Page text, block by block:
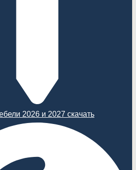
2026 и 2027 скачать